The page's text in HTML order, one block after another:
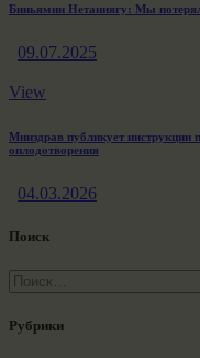
Биньямин Нетаниягу: Мы
09.07.2025
View
Минздрав публикует инструкции
оплодотворения
04.03.2026
Поиск
Найти:
Рубрики